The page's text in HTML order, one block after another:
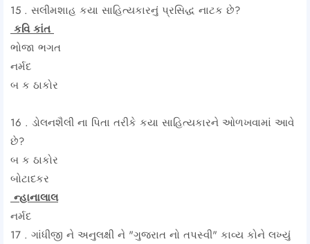
15 . સલીમશાહ કયા સાહિત્યકારનું પ્રસિદ્ધ નાટક છે?
કવિ કાંત
ભોજા ભગત
નર્મદ
બ ક ઠાકોર
16 . ડોલનશૈલી ના પિતા તરીકે કયા સાહિત્યકારને ઓળખવામાં આવે
છે?
બ ક ઠાકોર
બોટાદકર
ન્હાનાલાલ
નર્મદ
17 . ગાંધીજી ને અનુલક્ષી ને "ગુજરાત નો તપસ્વી" કાવ્ય કોને લખ્યું